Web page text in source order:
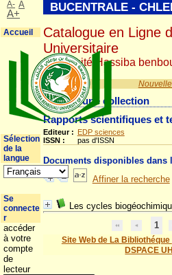
Détail d'une collection
Rapports scientifiques et
Editeur : EDP sciences
ISSN :
pas d'ISSN
Documents disponibles dans
Affiner la recherche
Les cycles
1
Site Web de La Bibliothéque
DSPACE
BUCENTRALE -
Catalogue en Ligne
Universitaire
Université Hassiba
A- A
A+
Accueil
Sélection
de la
langue
Se
connecte
r
accéder
à votre
compte
de
lecteur